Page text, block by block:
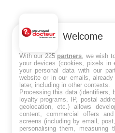
Welcome
With our 225 partners , we wish
your devices (cookies, pixels in
your personal data with our
website or in our emails,
later, including in other contexts.
Processing this data (identifiers,
loyalty programs, IP, postal
geolocation, etc.) allows
content, commercial offers
screens (including by email,
personalising them, measuring